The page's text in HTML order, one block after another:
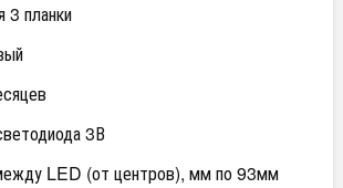
3 планки
3В
LED (от центров), мм по 93мм